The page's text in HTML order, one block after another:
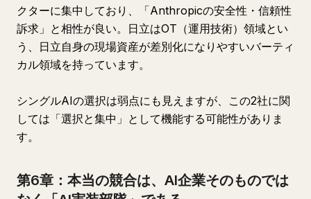
クターに集中しており、「Anthropicの安全性・信頼性
訴求」と相性が良い。日立はOT（運用技術）領域とい
う、日立自身の現場資産が差別化になりやすいバーティ
カル領域を持っています。
シングルAIの選択は弱点にも見えますが、この2社に関
しては「選択と集中」として機能する可能性がありま
す。
第6章：本当の競合は、AI企業そのものでは